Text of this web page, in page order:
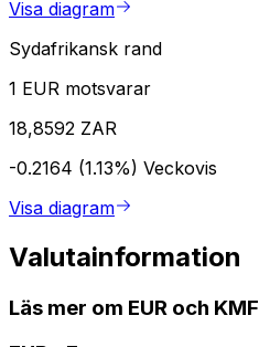
Visa diagram
Sydafrikansk rand
1 EUR motsvarar
18,8592 ZAR
-0.2164 (1.13%) Veckovis
Visa diagram
Valutainformation
Läs mer om EUR och KMF